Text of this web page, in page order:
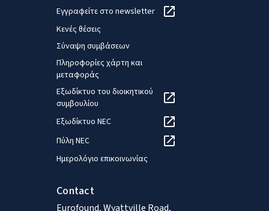
Εγγραφείτε στο newsletter
Κενές θέσεις
Σύναψη συμβάσεων
Πληροφορίες χάρτη και
μεταφοράς
Εξωδίκτυο του διοικητικού
συμβουλίου
Εξωδίκτυο NEC
Πύλη NEC
Ημερολόγιο επικοινωνίας
Contact
Eurofound, Wyattville Road,